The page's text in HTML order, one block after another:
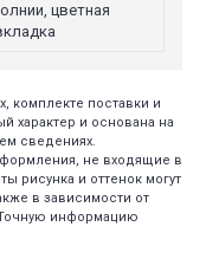
цветная
комплекте поставки и
характер и основана на
сведениях.
не входящие в
рисунка и оттенок могут
в зависимости от
информацию